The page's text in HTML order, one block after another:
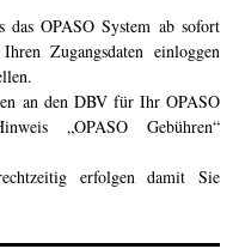
OPASO System ab sofort
Zugangsdaten einloggen
an den DBV für Ihr OPASO
„OPASO Gebühren“
erfolgen damit Sie